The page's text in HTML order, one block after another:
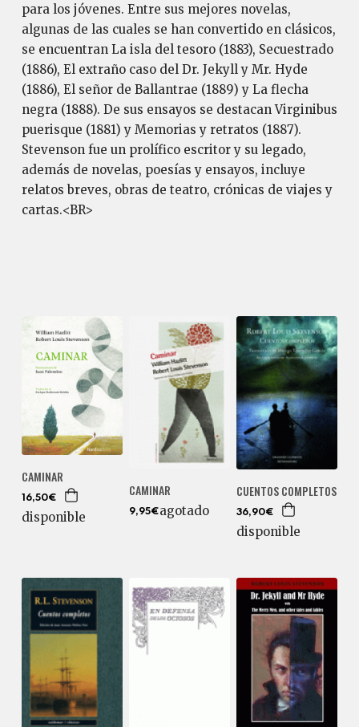
para los jóvenes. Entre sus mejores novelas,
algunas de las cuales se han convertido en clásicos,
se encuentran La isla del tesoro (1883), Secuestrado
(1886), El extraño caso del Dr. Jekyll y Mr. Hyde
(1886), El señor de Ballantrae (1889) y La flecha
negra (1888). De sus ensayos se destacan Virginibus
puerisque (1881) y Memorias y retratos (1887).
Stevenson fue un prolífico escritor y su legado,
además de novelas, poesías y ensayos, incluye
relatos breves, obras de teatro, crónicas de viajes y
cartas.<BR>
CAMINAR
16,50€
disponible
CAMINAR
9,95€agotado
CUENTOS COMPLETOS
36,90€
disponible